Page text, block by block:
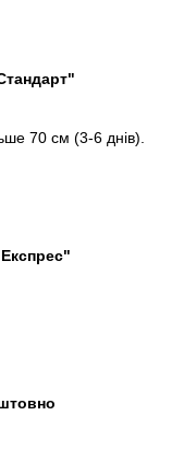
70 см (3-6 днів).